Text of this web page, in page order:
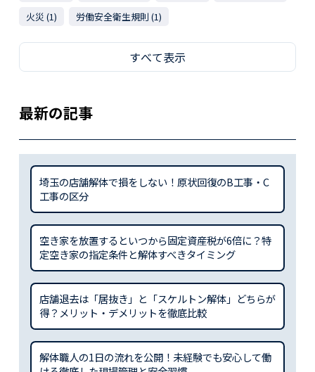
火災 (1) 労働安全衛生規則 (1)
すべて表示
最新の記事
埼玉の店舗解体で損をしない！原状回復のB工事・C
工事の区分
空き家を放置するといつから固定資産税が6倍に？特
定空き家の指定条件と解体すべきタイミング
店舗退去は「居抜き」と「スケルトン解体」どちらが
得？メリット・デメリットを徹底比較
解体職人の1日の流れを公開！未経験でも安心して働